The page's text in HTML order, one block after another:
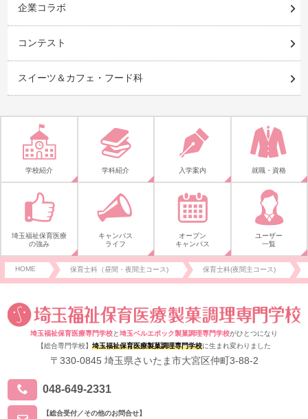
企業コラボ
コンテスト
スイーツ＆カフェ・フード科
学校紹介 学科紹介 入学案内 就職・資格
埼玉福祉保育医療
の強み
キャンパス
ライフ
オープン
キャンパス
ユーザー
一覧
HOME 保育士科（昼間・夜間主コース) 保育士科(夜間主コース)
埼玉福祉保育医療専門学校と埼玉ベルエポック製菓調理専門学校がひとつになり
【総合専門学校】 埼玉福祉保育医療製菓調理専門学校に生まれ変わりました
〒330-0845 埼玉県さいたま市大宮区仲町3-88-2
048-649-2331
【総合受付／その他のお問合せ】